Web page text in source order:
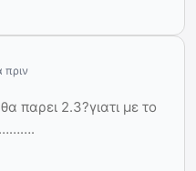
πριν
παρει 2.3?γιατι με το